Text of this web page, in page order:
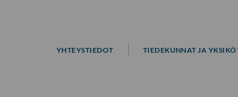
YHTEYSTIEDOT TIEDEKUNNAT JA